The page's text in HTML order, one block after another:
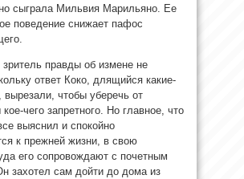
сыграла Мильвия Марильяно. Ее
поведение снижает пафос
зритель правды об измене не
ответ Коко, длящийся какие-
вырезали, чтобы уберечь от
чего запретного. Но главное, что
выяснил и спокойно
к прежней жизни, в свою
его сопровождают с почетным
захотел сам дойти до дома из